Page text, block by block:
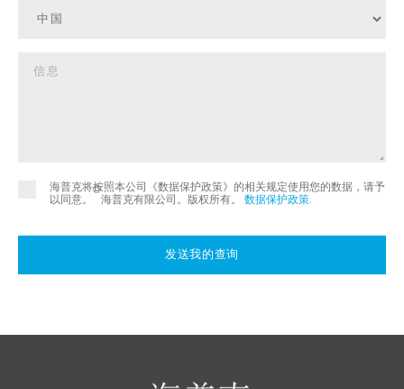
海普克将按照本公司《数据保护政策》的相关规定使用您的数据，请予
以同意。
©
海普克有限公司。版权所有。 数据保护政策.
发送我的查询